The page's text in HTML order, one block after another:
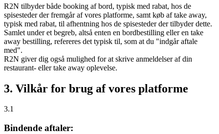
R2N tilbyder både booking af bord, typisk med rabat, hos de
spisesteder der fremgår af vores platforme, samt køb af take away,
typisk med rabat, til afhentning hos de spisesteder der tilbyder dette.
Samlet under et begreb, altså enten en bordbestilling eller en take
away bestilling, refereres det typisk til, som at du "indgår aftale
med".
R2N giver dig også mulighed for at skrive anmeldelser af din
restaurant- eller take away oplevelse.
3. Vilkår for brug af vores platforme
3.1
Bindende aftaler: